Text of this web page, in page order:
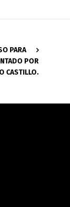
PARA
POR
CASTILLO.